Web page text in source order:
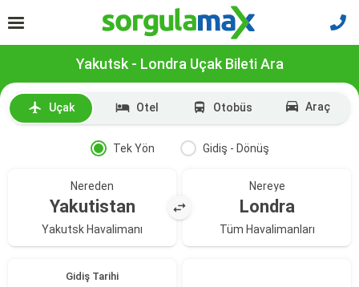
Yakutsk - Londra Uçak Bileti Ara
Uçak Otel Otobüs Araç
Tek Yön Gidiş - Dönüş
Nereden
Yakutistan
Yakutsk Havalimanı
Nereye
Londra
Tüm Havalimanları
Gidiş Tarihi